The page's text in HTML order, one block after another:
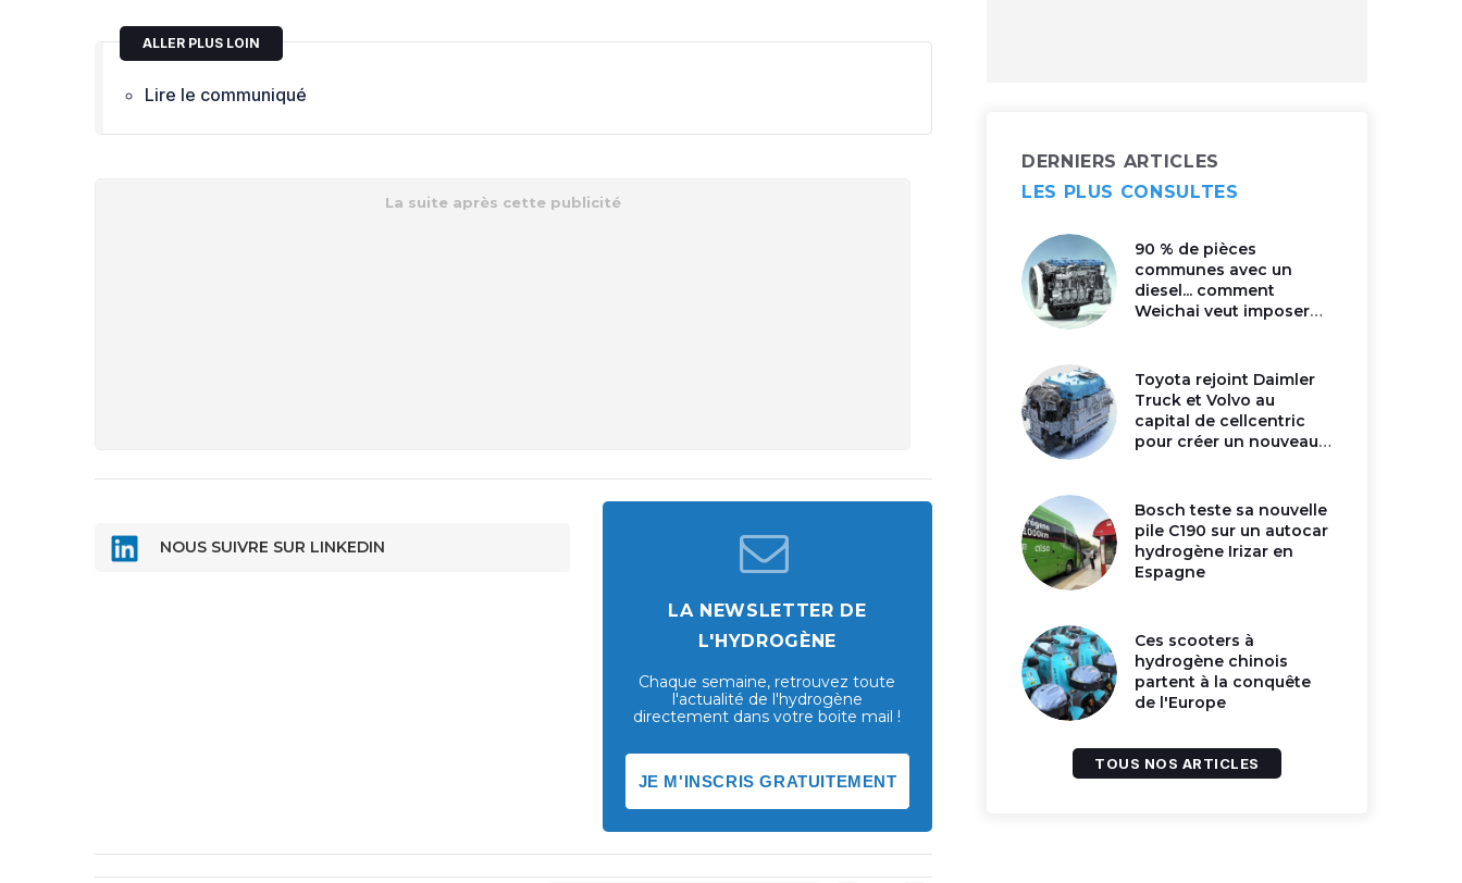
ALLER PLUS LOIN
Lire le communiqué
NOUS SUIVRE SUR LINKEDIN
LA NEWSLETTER DE
L'HYDROGÈNE
Chaque semaine, retrouvez toute
l'actualité de l'hydrogène
directement dans votre boite mail !
JE M'INSCRIS GRATUITEMENT
DERNIERS ARTICLES
LES PLUS CONSULTES
90 % de pièces
communes avec un
diesel... comment
Weichai veut imposer
Toyota rejoint Daimler
Truck et Volvo au
capital de cellcentric
pour créer un nouveau
Bosch teste sa nouvelle
pile C190 sur un autocar
hydrogène Irizar en
Espagne
Ces scooters à
hydrogène chinois
partent à la conquête
de l'Europe
TOUS NOS ARTICLES